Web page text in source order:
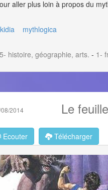
aller plus loin à propos du
mythlogica
5- histoire, géographie, arts. - 1-
2014 Le
Ecouter Télécharger